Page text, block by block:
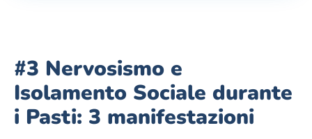
#3 Nervosismo e
Isolamento Sociale durante
i Pasti: 3 manifestazioni